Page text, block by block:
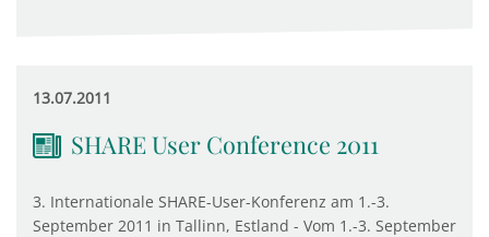
13.07.2011
SHARE User Conference 2011
3. Internationale SHARE-User-Konferenz am 1.-3.
September 2011 in Tallinn, Estland - Vom 1.-3. September